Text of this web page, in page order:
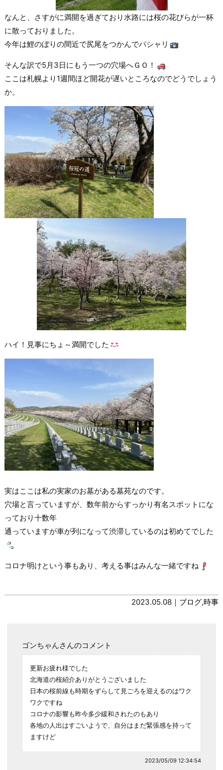
なんと、さすがに満開を過ぎており水路には桜の花びらが一杯
に散っておりました。
今年は鯉のぼりの間近で尻尾をつかんでパシャリ
そんな訳で5月3日にもう一つの穴場へＧＯ！
ここは札幌より1週間ほど開花が遅いところなのでどうでしょう
か。
ハイ！見事にちょ～満開でした
実はここは私の実家のお墓がある墓苑なのです。
穴場と言っていますが、数年前からすっかり有名スポットにな
っており十数年
通っていますが車が列になって渋滞しているのは初めてでした
コロナ明けという事もあり、考える事はみんな一緒ですね
2023.05.08｜ ブログ,時事
ゴンちゃんさんのコメント
更新お疲れ様でした
北海道の桜紹介ありがとうございました
日本の桜前線も時期をずらして見ごろを迎えるのはワク
ワクですね
コロナの影響も昨今多少緩和されたのもあり
各地の人出はすごいようで、自分はまだ緊張感を持って
ますけど
2023/05/09 12:34:54